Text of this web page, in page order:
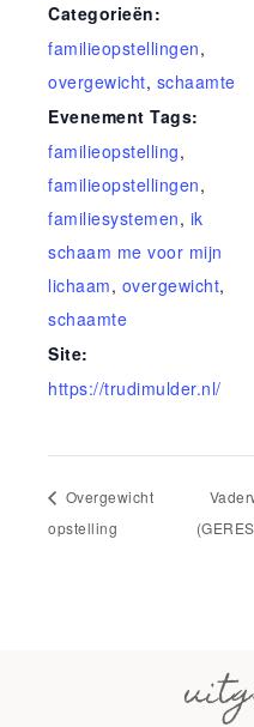
Categorieën:
familieopstellingen,
overgewicht, schaamte
Evenement Tags:
familieopstelling,
familieopstellingen,
familiesystemen, ik
schaam me voor mijn
lichaam, overgewicht,
schaamte
Site:
https://trudimulder.nl/
Overgewicht
opstelling